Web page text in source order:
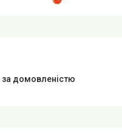
за домовленістю